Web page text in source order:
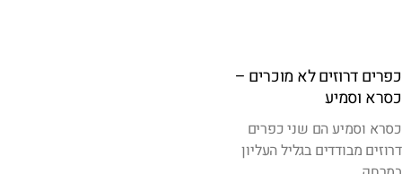
כפרים דרוזים לא מוכרים –
כסרא וסמיע
כסרא וסמיע הם שני כפרים
דרוזים מבודדים בגליל העליון